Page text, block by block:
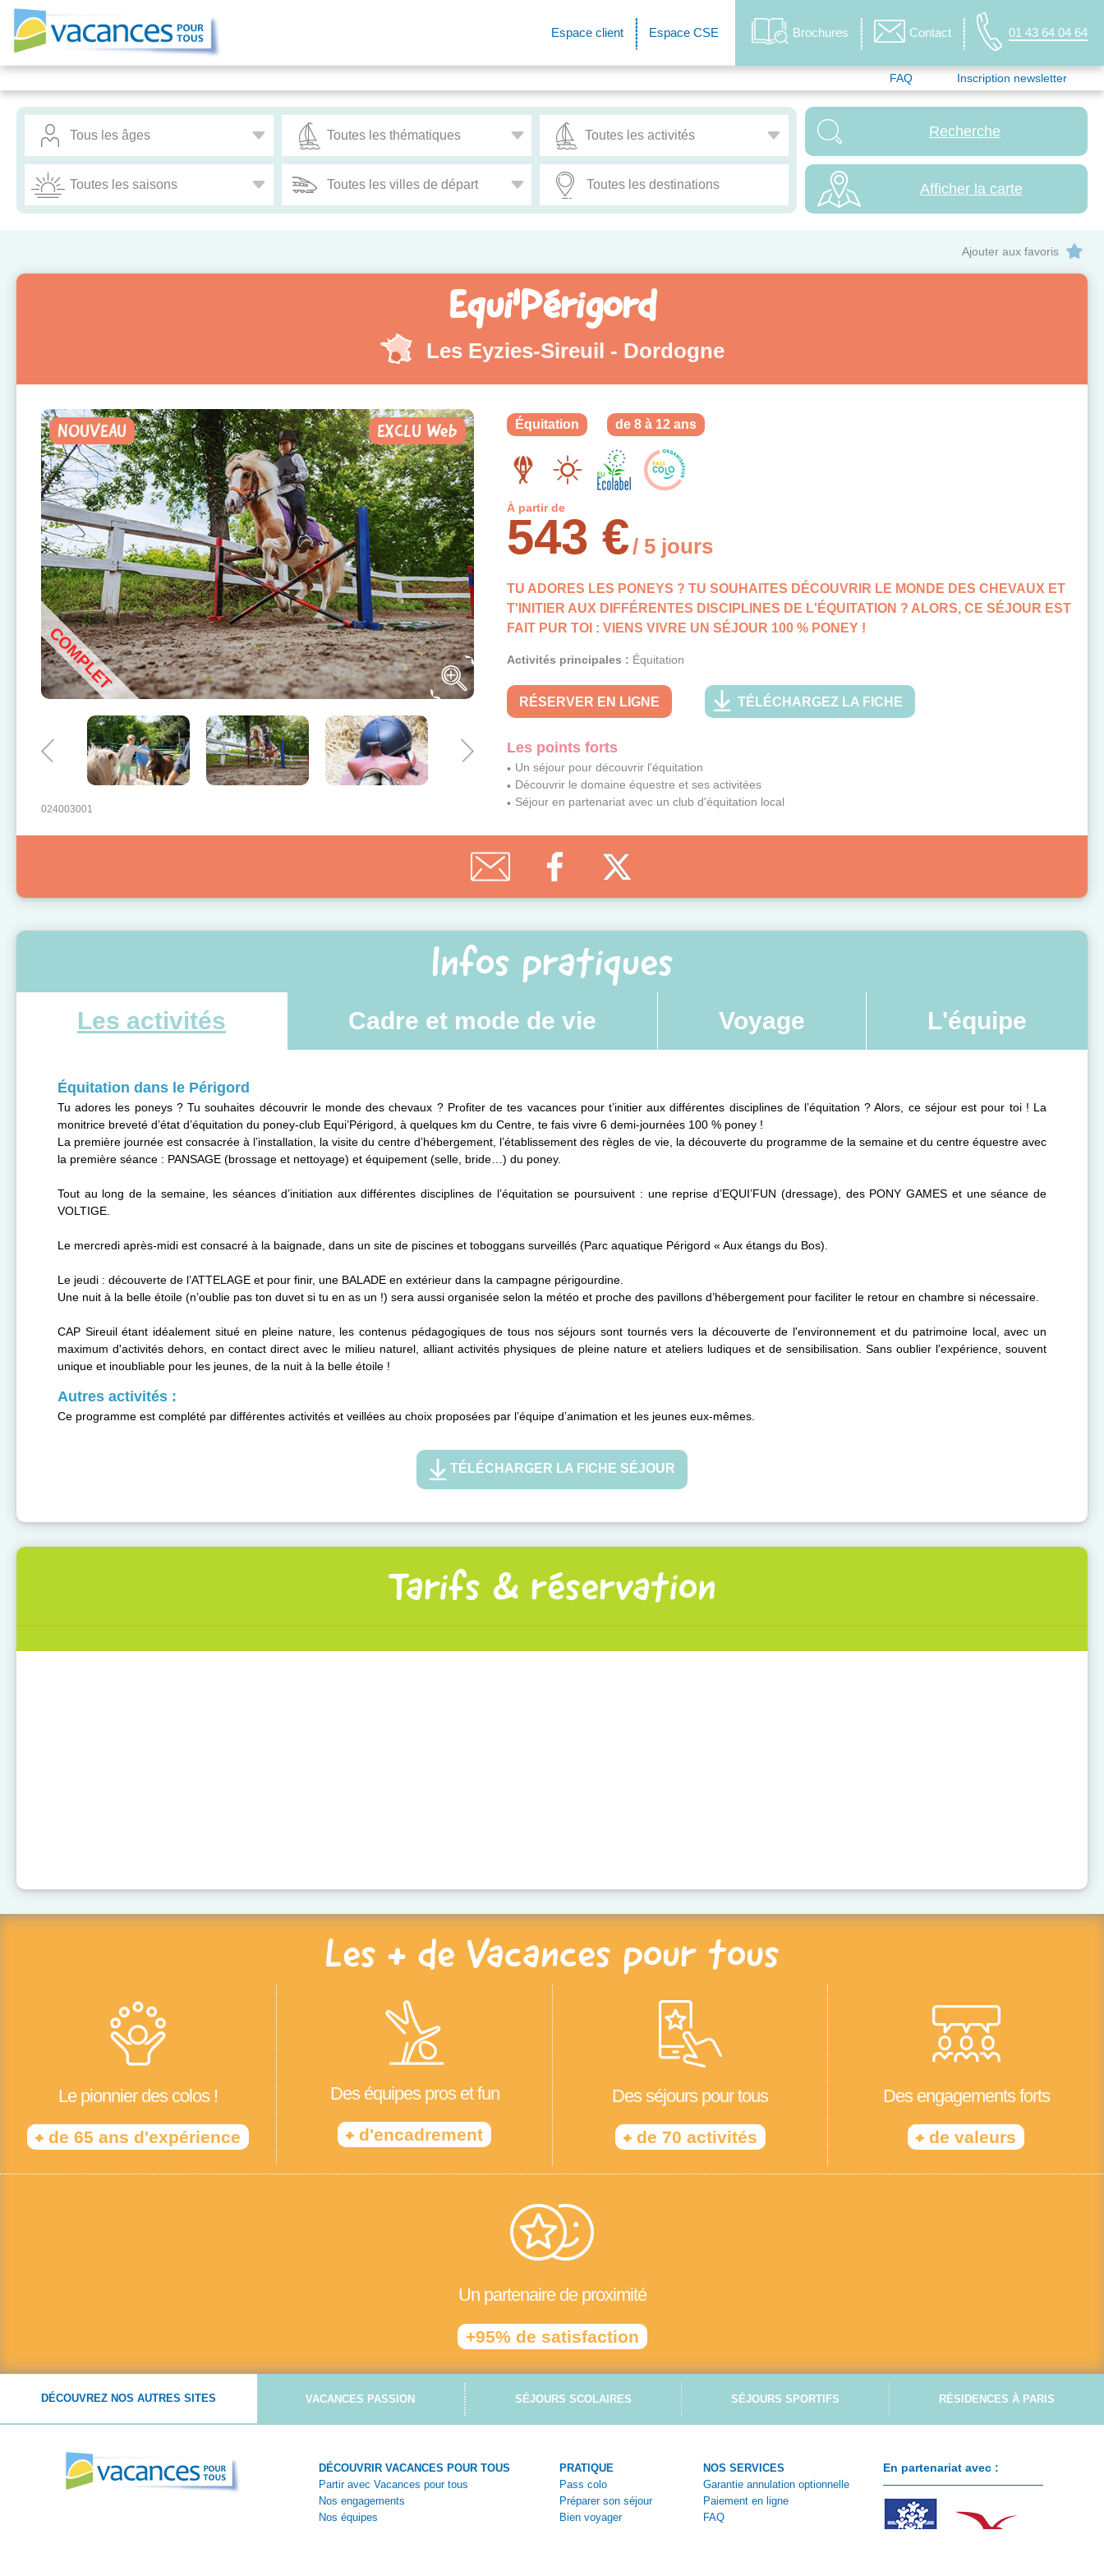
Espace client Espace CSE Brochures Contact 01 43 64 04 64
FAQ Inscription newsletter
Afficher la carte
Ajouter aux favoris
Equi'Périgord
Les Eyzies-Sireuil - Dordogne
NOUVEAU EXCLU Web
COMPLET
024003001
Équitation de 8 à 12 ans
À partir de
543 €/ 5 jours
TU ADORES LES PONEYS ? TU SOUHAITES DÉCOUVRIR LE MONDE DES CHEVAUX ET
T'INITIER AUX DIFFÉRENTES DISCIPLINES DE L'ÉQUITATION ? ALORS, CE SÉJOUR EST
FAIT PUR TOI : VIENS VIVRE UN SÉJOUR 100 % PONEY !
Activités principales : Équitation
RÉSERVER EN LIGNE TÉLÉCHARGEZ LA FICHE
Les points forts
Un séjour pour découvrir l'équitation
Découvrir le domaine équestre et ses activitées
Séjour en partenariat avec un club d'équitation local
Infos pratiques
Les activités Cadre et mode de vie Voyage L'équipe
Équitation dans le Périgord
Tu adores les poneys ? Tu souhaites découvrir le monde des chevaux ? Profiter de tes vacances pour t’initier aux différentes disciplines de l’équitation ? Alors, ce séjour est pour toi ! La
monitrice breveté d’état d’équitation du poney-club Equi’Périgord, à quelques km du Centre, te fais vivre 6 demi-journées 100 % poney !
La première journée est consacrée à l’installation, la visite du centre d’hébergement, l’établissement des règles de vie, la découverte du programme de la semaine et du centre équestre avec
la première séance : PANSAGE (brossage et nettoyage) et équipement (selle, bride…) du poney.
Tout au long de la semaine, les séances d’initiation aux différentes disciplines de l’équitation se poursuivent : une reprise d’EQUI’FUN (dressage), des PONY GAMES et une séance de
VOLTIGE.
Le mercredi après-midi est consacré à la baignade, dans un site de piscines et toboggans surveillés (Parc aquatique Périgord « Aux étangs du Bos).
Le jeudi : découverte de l’ATTELAGE et pour finir, une BALADE en extérieur dans la campagne périgourdine.
Une nuit à la belle étoile (n’oublie pas ton duvet si tu en as un !) sera aussi organisée selon la météo et proche des pavillons d’hébergement pour faciliter le retour en chambre si nécessaire.
CAP Sireuil étant idéalement situé en pleine nature, les contenus pédagogiques de tous nos séjours sont tournés vers la découverte de l'environnement et du patrimoine local, avec un
maximum d'activités dehors, en contact direct avec le milieu naturel, alliant activités physiques de pleine nature et ateliers ludiques et de sensibilisation. Sans oublier l'expérience, souvent
unique et inoubliable pour les jeunes, de la nuit à la belle étoile !
Autres activités :
Ce programme est complété par différentes activités et veillées au choix proposées par l’équipe d’animation et les jeunes eux-mêmes.
TÉLÉCHARGER LA FICHE SÉJOUR
Tarifs & réservation
Les + de Vacances pour tous
Le pionnier des colos !
+ de 65 ans d'expérience
Des équipes pros et fun
+ d'encadrement
Des séjours pour tous
+de 70 activités
Des engagements forts
+ de valeurs
Un partenaire de proximité
+95% de satisfaction
DÉCOUVREZ NOS AUTRES SITES VACANCES PASSION SÉJOURS SCOLAIRES SÉJOURS SPORTIFS RÉSIDENCES À PARIS
DÉCOUVRIR VACANCES POUR TOUS
Partir avec Vacances pour tous
Nos engagements
Nos équipes
PRATIQUE
Pass colo
Préparer son séjour
Bien voyager
NOS SERVICES
Garantie annulation optionnelle
Paiement en ligne
FAQ
En partenariat avec :